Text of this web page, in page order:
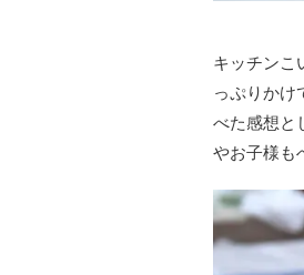
キッチンこ
っぷりかけ
べた感想と
やお子様も